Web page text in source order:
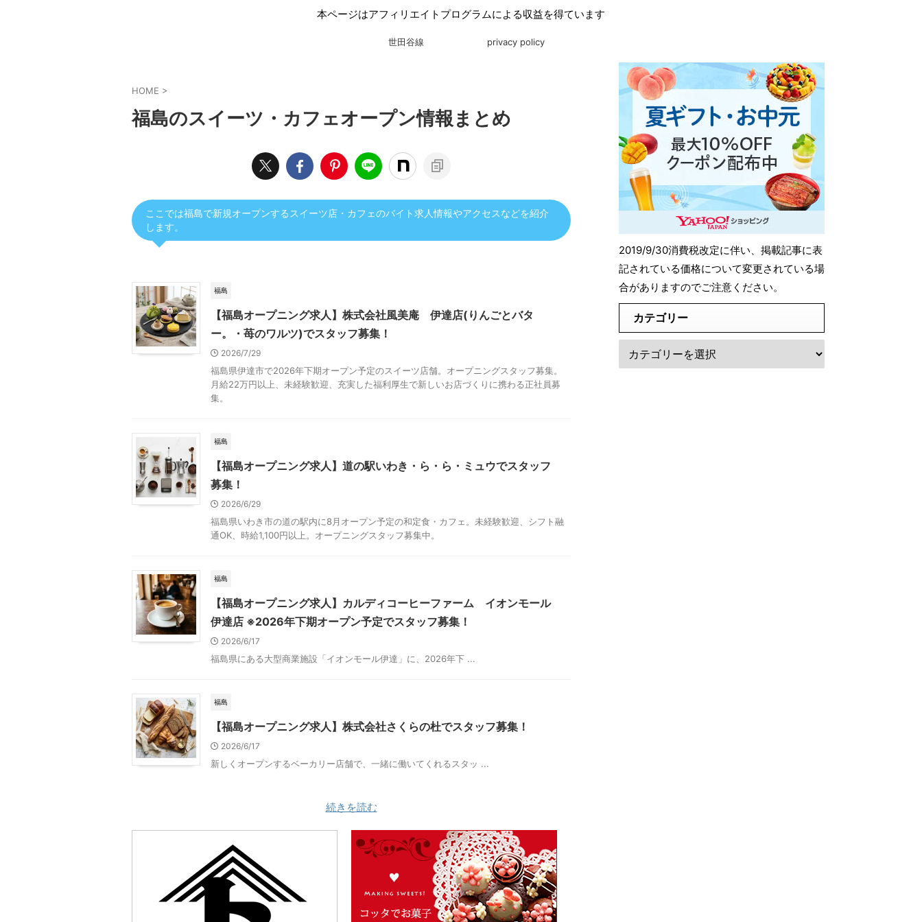
本ページはアフィリエイトプログラムによる収益を得ています
世田谷線 privacy policy
HOME >
福島のスイーツ・カフェオープン情報まとめ
ここでは福島で新規オープンするスイーツ店・カフェのバイト求人情報やアクセスなどを紹介
します。
福島
【福島オープニング求人】株式会社風美庵 伊達店(りんごとバタ
ー。・苺のワルツ)でスタッフ募集！
2026/7/29
福島県伊達市で2026年下期オープン予定のスイーツ店舗。オープニングスタッフ募集。
月給22万円以上、未経験歓迎、充実した福利厚生で新しいお店づくりに携わる正社員募
集。
福島
【福島オープニング求人】道の駅いわき・ら・ら・ミュウでスタッフ
募集！
2026/6/29
福島県いわき市の道の駅内に8月オープン予定の和定食・カフェ。未経験歓迎、シフト融
通OK、時給1,100円以上。オープニングスタッフ募集中。
福島
【福島オープニング求人】カルディコーヒーファーム イオンモール
伊達店 ※2026年下期オープン予定でスタッフ募集！
2026/6/17
福島県にある大型商業施設「イオンモール伊達」に、2026年下 ...
福島
【福島オープニング求人】株式会社さくらの杜でスタッフ募集！
2026/6/17
新しくオープンするベーカリー店舗で、一緒に働いてくれるスタッ ...
続きを読む
2019/9/30消費税改定に伴い、掲載記事に表
記されている価格について変更されている場
合がありますのでご注意ください。
カテゴリー